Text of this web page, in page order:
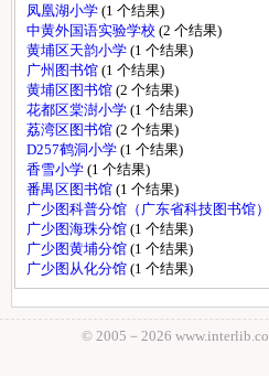
凤凰湖小学 (1 个结果)
中黄外国语实验学校 (2 个结果)
黄埔区天韵小学 (1 个结果)
广州图书馆 (1 个结果)
黄埔区图书馆 (2 个结果)
花都区棠澍小学 (1 个结果)
荔湾区图书馆 (2 个结果)
D257鹤洞小学 (1 个结果)
香雪小学 (1 个结果)
番禺区图书馆 (1 个结果)
广少图科普分馆（广东省科技图书馆）
广少图海珠分馆 (1 个结果)
广少图黄埔分馆 (1 个结果)
广少图从化分馆 (1 个结果)
© 2005－ 2026